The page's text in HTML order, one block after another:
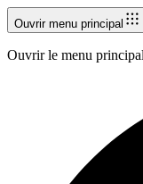
Ouvrir menu principal
Ouvrir le menu principal